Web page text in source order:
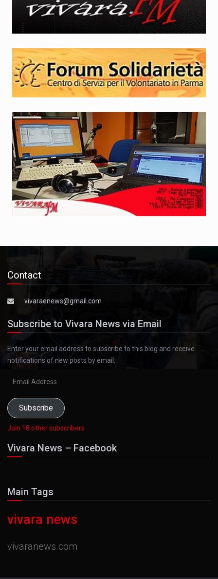
Contact
vivaraenews@gmail.com
Subscribe to Vivara News via Email
Enter your email address to subscribe to this blog and receive
notifications of new posts by email.
Subscribe
Join 18 other subscribers
Vivara News – Facebook
Main Tags
vivara news
vivaranews.com